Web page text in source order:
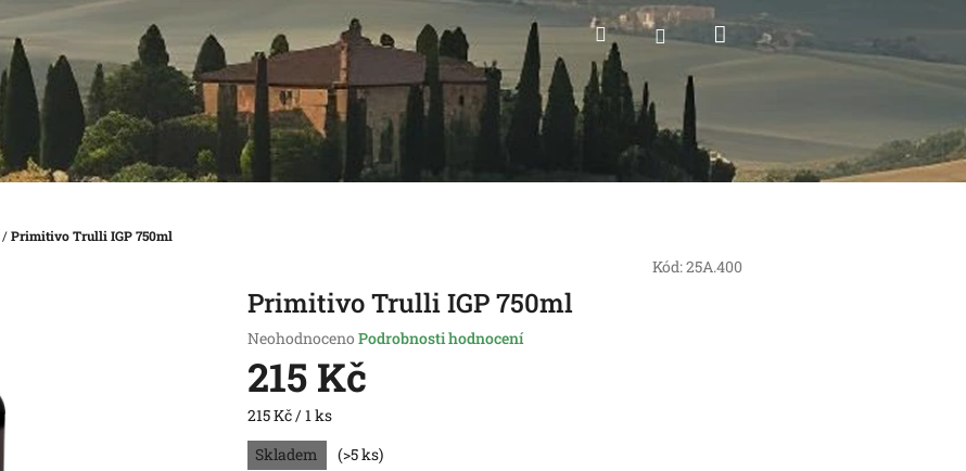
HledatPřihlášeníNákupní
/Primitivo Trulli IGP 750ml
Kód:25A.400
Primitivo Trulli IGP 750ml
Průměrné
hodnocení
produktu
0,0
z
Neohodnoceno Podrobnosti hodnocení
215 Kč
Měrná
cena:
215 Kč / 1 ks
Skladem
(>5 ks)